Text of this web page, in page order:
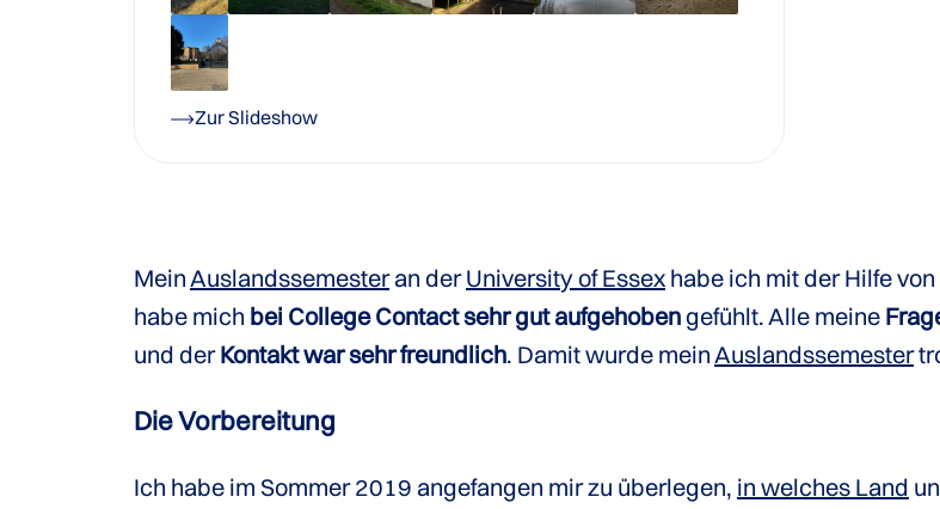
Zur Slideshow
MeinAuslandssemesteran derUniversity of Essex habe ich mit der Hilfe
habe mich bei College Contact sehr gut aufgehobengefühlt. Alle meine
und derKontakt war sehr freundlich. Damit wurde meinAuslandssemester
Die Vorbereitung
Ich habe im Sommer 2019 angefangen mir zu überlegen, in welches Land